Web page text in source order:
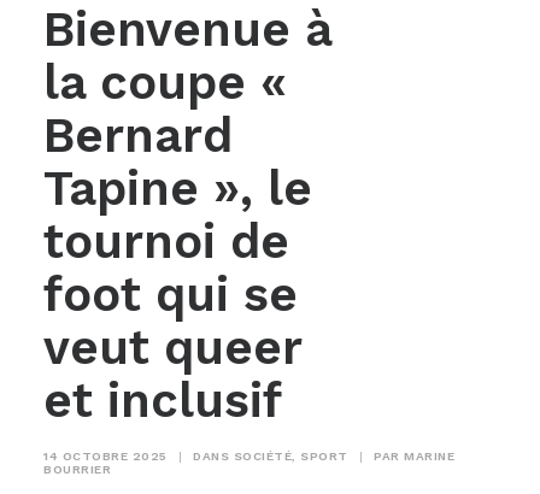
Bienvenue à
la coupe «
Bernard
Tapine », le
tournoi de
foot qui se
veut queer
et inclusif
14 OCTOBRE 2025 | DANS SOCIÉTÉ SPORT | PAR MARINE
BOURRIER